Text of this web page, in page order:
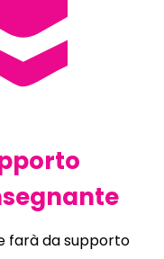
farà da supporto